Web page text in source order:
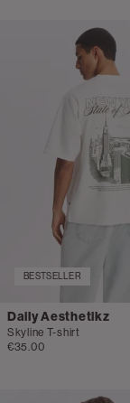
BESTSELLER
Daily Aesthetikz
Skyline T-shirt
€35.00